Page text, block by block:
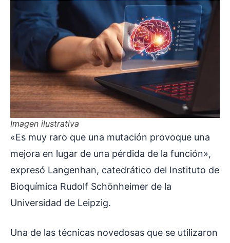
Imagen ilustrativa
«Es muy raro que una mutación provoque una
mejora en lugar de una pérdida de la función»,
expresó Langenhan, catedrático del Instituto de
Bioquímica Rudolf Schönheimer de la
Universidad de Leipzig.
Una de las técnicas novedosas que se utilizaron